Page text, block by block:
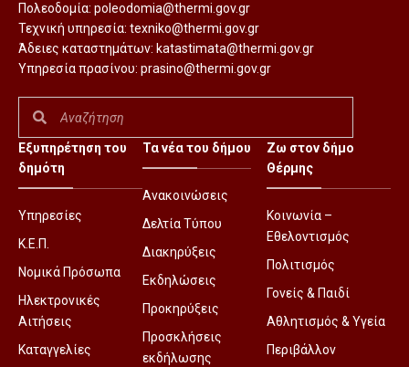
Πολεοδομία: poleodomia@thermi.gov.gr
Τεχνική υπηρεσία: texniko@thermi.gov.gr
Άδειες καταστημάτων: katastimata@thermi.gov.gr
Υπηρεσία πρασίνου: prasino@thermi.gov.gr
Εξυπηρέτηση του
δημότη
Υπηρεσίες
Κ.Ε.Π.
Νομικά Πρόσωπα
Ηλεκτρονικές
Αιτήσεις
Καταγγελίες
Τα νέα του δήμου
Ανακοινώσεις
Δελτία Τύπου
Διακηρύξεις
Εκδηλώσεις
Προκηρύξεις
Προσκλήσεις
εκδήλωσης
Ζω στον δήμο
Θέρμης
Κοινωνία –
Εθελοντισμός
Πολιτισμός
Γονείς & Παιδί
Αθλητισμός & Υγεία
Περιβάλλον